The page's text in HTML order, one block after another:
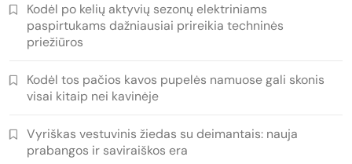
Kodėl po kelių aktyvių sezonų elektriniams
paspirtukams dažniausiai prireikia techninės
priežiūros
Kodėl tos pačios kavos pupelės namuose gali skonis
visai kitaip nei kavinėje
Vyriškas vestuvinis žiedas su deimantais: nauja
prabangos ir saviraiškos era